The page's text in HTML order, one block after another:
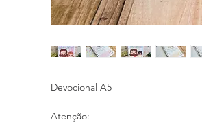
Devocional A5
Atenção: